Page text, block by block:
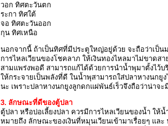
วอก ทิศตะวันตก
ระกา ทิศใต้
จอ ทิศตะวันออก
กุน ทิศเหนือ
นอกจากนี้ ถ้าเป็นทิศที่มีประตูใหญ่อยู่ด้วย จะถือว่าเป็
การไหลเวียนของโชคลาภ ให้เงินทองไหลมาไม่ขาดส
สามแพร่งพอดี สามารถแก้ได้ด้วยการนำน้ำพุมาตั้งไว้
ให้กระจายเป็นพลังที่ดี ในน้ำพุสามารถใส่ปลาหางนกยู
นะ เพราะปลาหางนกยูงลูกดกแผ่พันธ์เร็วจึงถือว่าน่าจ
3. ลักษณะที่ดีของตู้ปลา
ตู้ปลา หรือบ่อเลี้ยงปลา ควรมีการไหลเวียนของน้ำ ให้
หมายถึง ลักษณะของเงินที่หมุนเวียนเข้ามาเรื่อยๆ และ